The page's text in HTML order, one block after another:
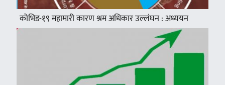
कोभिड-१९ महामारी कारण श्रम अधिकार उल्लंघन : अध्ययन